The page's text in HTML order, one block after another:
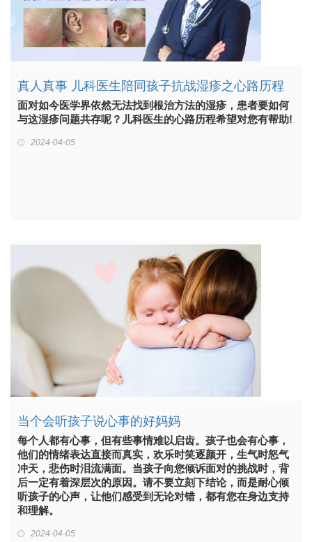
真人真事 儿科医生陪同孩子抗战湿疹之心路历程
面对如今医学界依然无法找到根治方法的湿疹，患者要如何
与这湿疹问题共存呢？儿科医生的心路历程希望对您有帮助!
2024-04-05
当个会听孩子说心事的好妈妈
每个人都有心事，但有些事情难以启齿。孩子也会有心事，
他们的情绪表达直接而真实，欢乐时笑逐颜开，生气时怒气
冲天，悲伤时泪流满面。当孩子向您倾诉面对的挑战时，背
后一定有着深层次的原因。请不要立刻下结论，而是耐心倾
听孩子的心声，让他们感受到无论对错，都有您在身边支持
和理解。
2024-04-05